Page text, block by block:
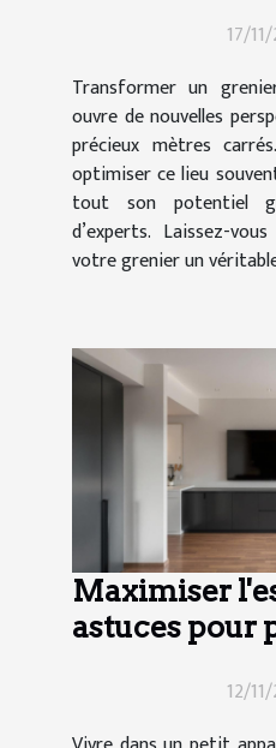
17/
Transformer un
ouvre de nouvelles
précieux mètres
optimiser ce lieu
tout son potentiel
d’experts. Laissez-
votre grenier un
Maximiser
astuces pour
12/